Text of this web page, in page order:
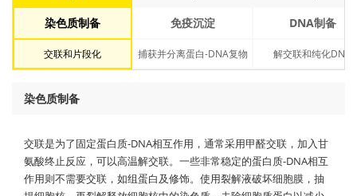
染色质制备
交联和片段化
免疫沉淀
捕获并分离蛋白-DNA复物
DNA制备
解交联和纯化DNA
染色质制备
交联是为了固定蛋白质-DNA相互作用，通常采用甲醛交联，加入甘
氨酸终止反应，可以高温解交联。一些非常稳定的蛋白质-DNA相互
作用则不需要交联，如组蛋白及修饰。使用裂解液破坏细胞膜，抽